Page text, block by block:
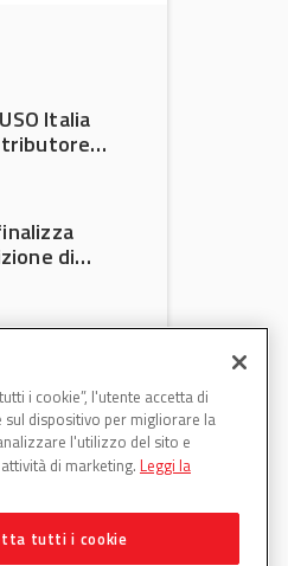
Italia
di
2026
e Di.Pa.
in
i cookie”, l'utente accetta di
dispositivo per migliorare la
l'utilizzo del sito e
di marketing. Leggi la
tutti i cookie